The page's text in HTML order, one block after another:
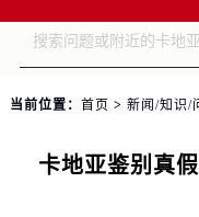
当前位置： 首页 > 新闻/知识/
卡地亚鉴别真